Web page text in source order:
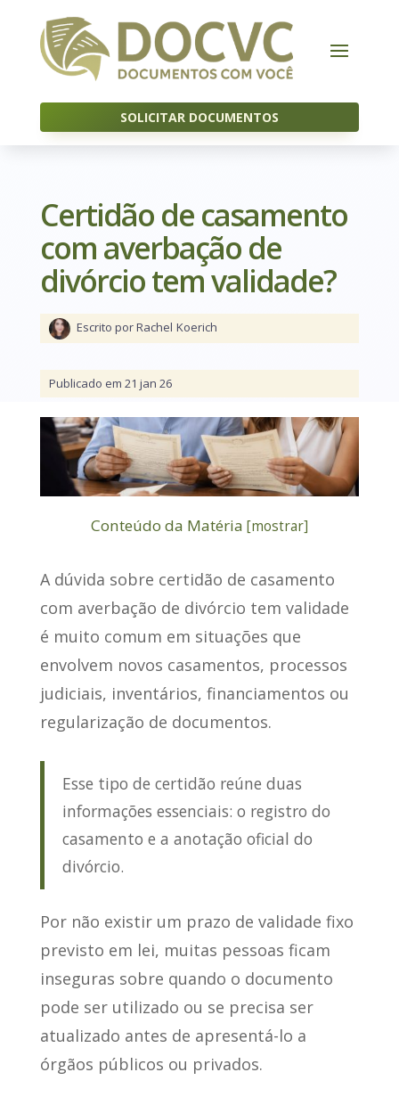
SOLICITAR DOCUMENTOS
Certidão de casamento
com averbação de
divórcio tem validade?
Escrito por Rachel Koerich
Publicado em 21 jan 26
Conteúdo da Matéria [mostrar]
A dúvida sobre certidão de casamento
com averbação de divórcio tem validade
é muito comum em situações que
envolvem novos casamentos, processos
judiciais, inventários, financiamentos ou
regularização de documentos.
Esse tipo de certidão reúne duas
informações essenciais: o registro do
casamento e a anotação oficial do
divórcio.
Por não existir um prazo de validade fixo
previsto em lei, muitas pessoas ficam
inseguras sobre quando o documento
pode ser utilizado ou se precisa ser
atualizado antes de apresentá-lo a
órgãos públicos ou privados.